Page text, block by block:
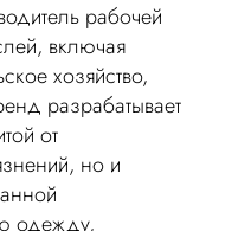
рабочей
включая
хозяйство,
разрабатывает
от
но и
одежду,